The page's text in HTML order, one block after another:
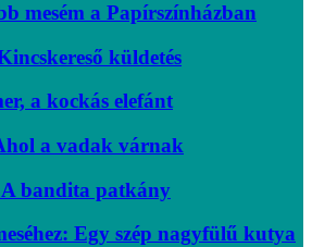
mesém a Papírszínházban
küldetés
a kockás elefánt
a vadak várnak
bandita patkány
Egy szép nagyfülű kutya